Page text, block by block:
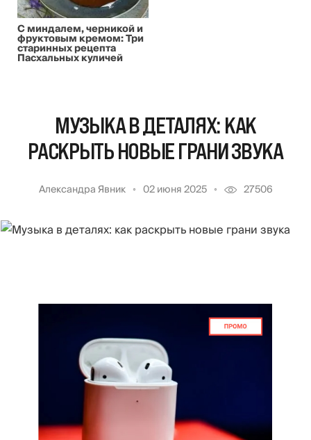
С миндалем, черникой и
фруктовым кремом: Три
старинных рецепта
Пасхальных куличей
МУЗЫКА В ДЕТАЛЯХ: КАК
РАСКРЫТЬ НОВЫЕ ГРАНИ ЗВУКА
Александра Явник 02 июня 2025 27506